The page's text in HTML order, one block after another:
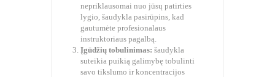
nepriklausomai nuo jūsų patirties
lygio, šaudykla pasirūpins, kad
gautumėte profesionalaus
instruktoriaus pagalbą.
Įgūdžių tobulinimas: šaudykla
suteikia puikią galimybę tobulinti
savo tikslumo ir koncentracijos